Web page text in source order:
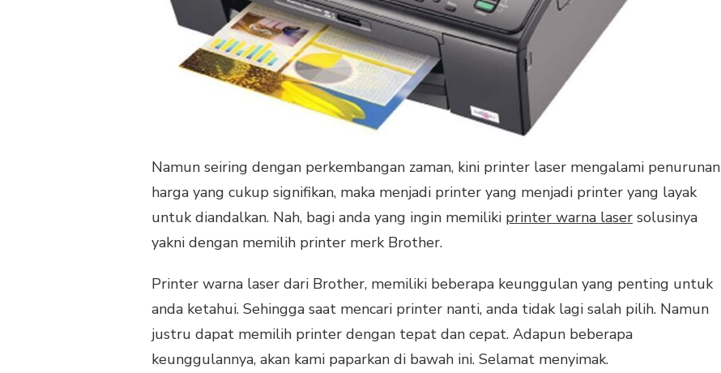
Namun seiring dengan perkembangan zaman, kini printer laser mengalami penurunan
harga yang cukup signifikan, maka menjadi printer yang menjadi printer yang layak
untuk diandalkan. Nah, bagi anda yang ingin memiliki printer warna laser solusinya
yakni dengan memilih printer merk Brother.
Printer warna laser dari Brother, memiliki beberapa keunggulan yang penting untuk
anda ketahui. Sehingga saat mencari printer nanti, anda tidak lagi salah pilih. Namun
justru dapat memilih printer dengan tepat dan cepat. Adapun beberapa
keunggulannya, akan kami paparkan di bawah ini. Selamat menyimak.